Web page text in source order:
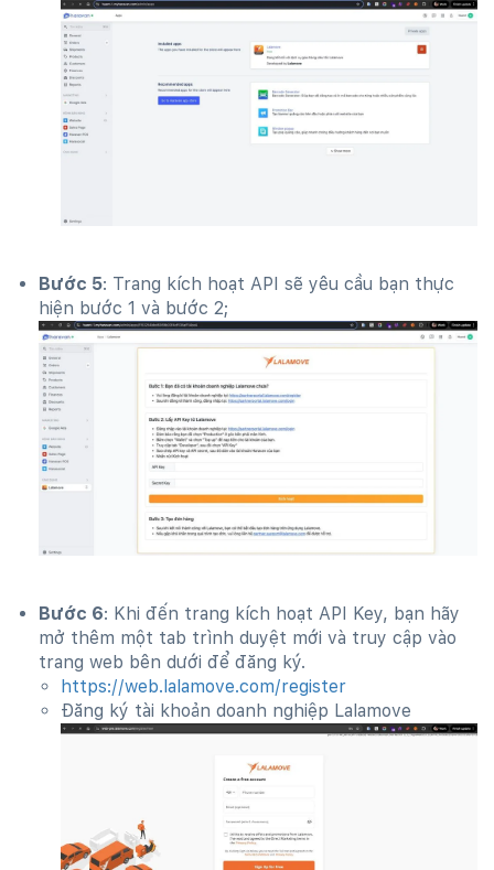
Bước 5: Trang kích hoạt API sẽ yêu cầu bạn thực
hiện bước 1 và bước 2;
Bước 6: Khi đến trang kích hoạt API Key, bạn hãy
mở thêm một tab trình duyệt mới và truy cập vào
trang web bên dưới để đăng ký.
https://web.lalamove.com/register
Đăng ký tài khoản doanh nghiệp Lalamove